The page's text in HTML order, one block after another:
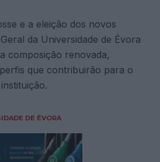
e a eleição dos novos
da Universidade de Évora
composição renovada,
que contribuirão para o
DE ÉVORA